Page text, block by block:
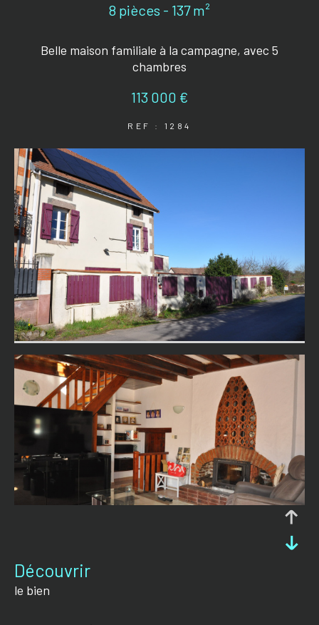
8 pièces - 137 m²
Belle maison familiale à la campagne, avec 5
chambres
113 000 €
REF : 1284
découvrir
le bien